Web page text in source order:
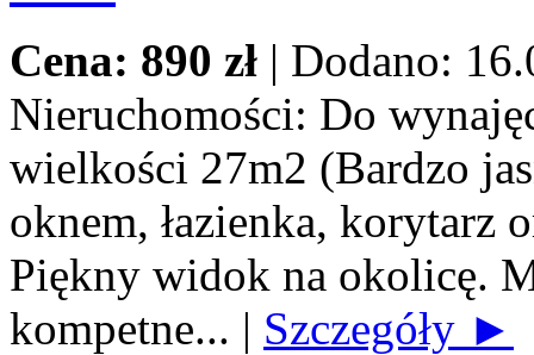
Cena: 890 zł | Dodano:
Nieruchomości: Do
wielkości 27m2 (Bardzo
oknem, łazienka, korytarz
Piękny widok na okolicę.
kompetne... | Szczegóły ►